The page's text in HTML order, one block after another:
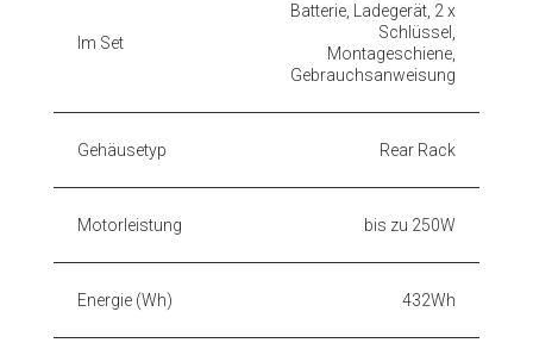
Im Set
Batterie, Ladegerät, 2 x
Schlüssel,
Montageschiene,
Gebrauchsanweisung
Gehäusetyp Rear Rack
Motorleistung bis zu 250W
Energie (Wh) 432Wh